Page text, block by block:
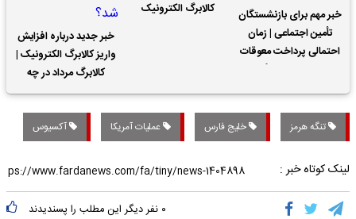
خبر مهم برای بازنشستگان
تأمین اجتماعی | زمان
احتمالی پرداخت معوقات
کالابرگ الکترونیک
خبر جدید درباره افزایش
واریز کالابرگ الکترونیک |
کالابرگ مرداد در چه
تاریخی واریز خواهد شد؟
تنگه هرمز خلیج فارس عملیات آمریکا آکسیوس
لینک کوتاه خبر :
۰ نفر دیگر این مطلب را پسندیدند